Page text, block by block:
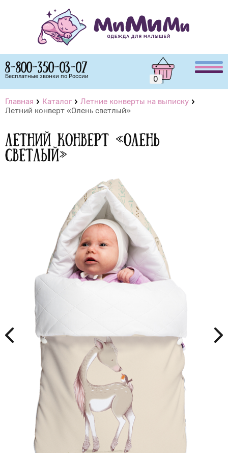
8-800-350-03-07
Бесплатные звонки по России 0
Главная Каталог
Летние конверты на выписку
Летний конверт «Олень светлый»
Летний конверт «Олень
светлый»